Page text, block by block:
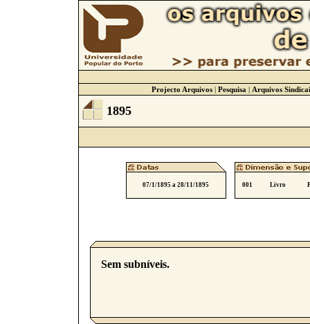
Projecto Arquivos| Pesquisa | Arquivos
1895
07/1/1895 a 28/11/1895 001 Livro
Sem subníveis.